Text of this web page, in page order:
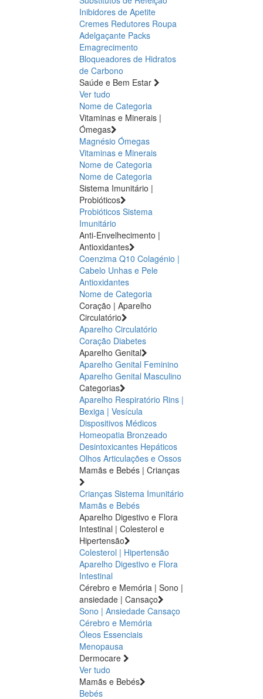
Inibidores de Apetite
Cremes Redutores Roupa
Adelgaçante Packs
Emagrecimento
Bloqueadores de Hidratos
de Carbono
Saúde e Bem Estar
Ver tudo
Nome de Categoria
Vitaminas e Minerais |
Ómegas
Magnésio Ómegas
Vitaminas e Minerais
Nome de Categoria
Nome de Categoria
Sistema Imunitário |
Probióticos
Probióticos Sistema
Imunitário
Anti-Envelhecimento |
Antioxidantes
Coenzima Q10 Colagénio |
Cabelo Unhas e Pele
Antioxidantes
Nome de Categoria
Coração | Aparelho
Circulatório
Aparelho Circulatório
Coração Diabetes
Aparelho Genital
Aparelho Genital Feminino
Aparelho Genital Masculino
Categorias
Aparelho Respiratório Rins |
Bexiga | Vesícula
Dispositivos Médicos
Homeopatia Bronzeado
Desintoxicantes Hepáticos
Olhos Articulações e Ossos
Mamãs e Bebés | Crianças
Crianças Sistema Imunitário
Mamãs e Bebés
Aparelho Digestivo e Flora
Intestinal | Colesterol e
Hipertensão
Colesterol | Hipertensão
Aparelho Digestivo e Flora
Intestinal
Cérebro e Memória | Sono |
ansiedade | Cansaço
Sono | Ansiedade Cansaço
Cérebro e Memória
Óleos Essenciais
Menopausa
Dermocare
Ver tudo
Mamãs e Bebés
Bebés